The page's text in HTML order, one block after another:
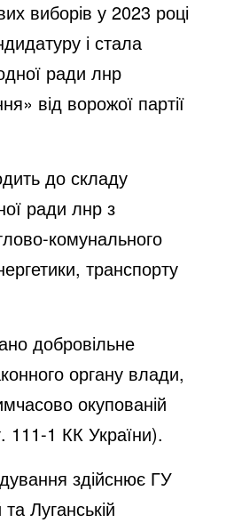
виборів у 2023 році
і стала
ради лнр
від ворожої партії
до складу
ради лнр з
комунального
транспорту
добровільне
органу влади,
окупованій
111-1 КК України).
здійснює ГУ
Луганській